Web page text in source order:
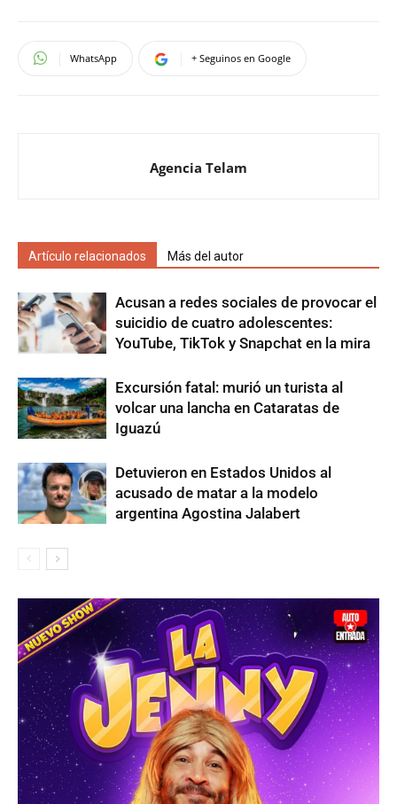
WhatsApp + Seguinos en Google
Agencia Telam
Artículo relacionados Más del autor
Acusan a redes sociales de provocar el
suicidio de cuatro adolescentes:
YouTube, TikTok y Snapchat en la mira
Excursión fatal: murió un turista al
volcar una lancha en Cataratas de
Iguazú
Detuvieron en Estados Unidos al
acusado de matar a la modelo
argentina Agostina Jalabert